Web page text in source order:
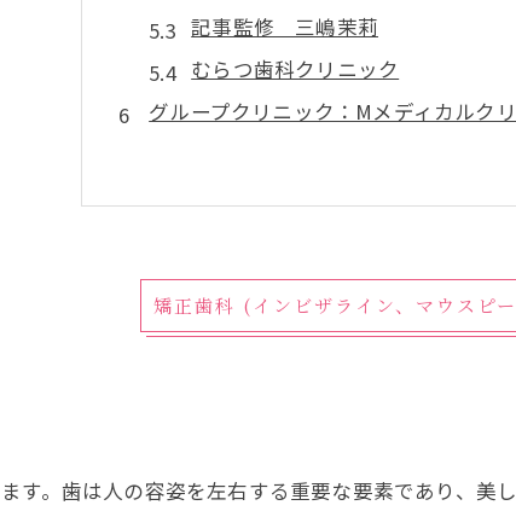
記事監修 三嶋茉莉
むらつ歯科クリニック
グループクリニック：Mメディカルク
矯正歯科 (インビザライン、マウスピ
す。歯は人の容姿を左右する重要な要素であり、美